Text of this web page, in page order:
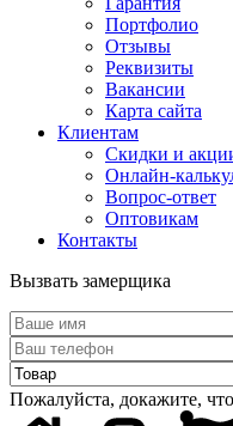
Портфолио
Отзывы
Реквизиты
Вакансии
Карта сайта
Клиентам
Скидки и
Онлайн-
Вопрос-ответ
Оптовикам
Контакты
Вызвать замерщика
Пожалуйста, докажите,